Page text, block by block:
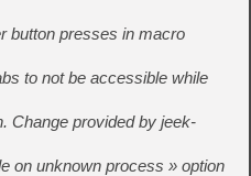
button presses in macro
to not be accessible while
Change provided by jeek-
on unknown process » option